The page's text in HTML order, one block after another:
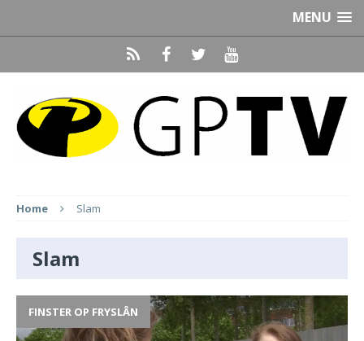
MENU
Home Slam
Slam
FINSTER OP FRYSLÂN